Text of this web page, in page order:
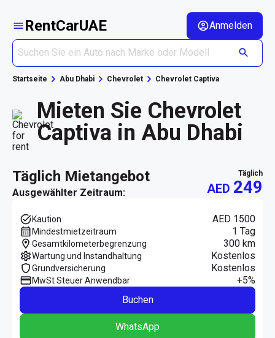
RentCarUAE Anmelden
Startseite Abu Dhabi Chevrolet Chevrolet Captiva
Mieten Sie Chevrolet
Captiva in Abu Dhabi
täglich Mietangebot
Ausgewählter Zeitraum:
täglich
AED 249
Kaution AED 1500
Mindestmietzeitraum 1 Tag
Gesamtkilometerbegrenzung 300 km
Wartung und Instandhaltung Kostenlos
Grundversicherung Kostenlos
MwSt Steuer Anwendbar
+5%
Buchen
WhatsApp